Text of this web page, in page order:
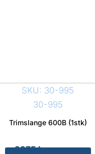
SKU: 30-995
30-995
Trimslange 600B (1stk)
2275kr Inkl. MVA